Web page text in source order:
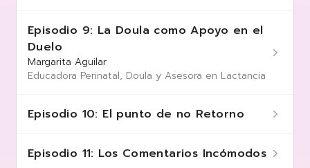
Episodio 9: La Doula como Apoyo en el
Duelo
Margarita Aguilar
Educadora Perinatal, Doula y Asesora en Lactancia
Episodio 10: El punto de no Retorno
Episodio 11: Los Comentarios Incómodos